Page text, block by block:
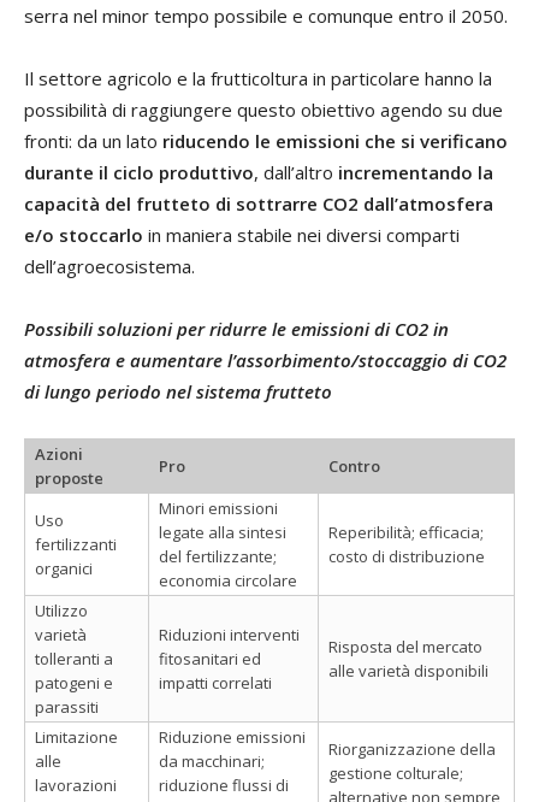
serra nel minor tempo possibile e comunque entro il 2050.
Il settore agricolo e la frutticoltura in particolare hanno la
possibilità di raggiungere questo obiettivo agendo su due
fronti: da un lato riducendo le emissioni che si verificano
durante il ciclo produttivo, dall’altro incrementando la
capacità del frutteto di sottrarre CO2 dall’atmosfera
e/o stoccarlo in maniera stabile nei diversi comparti
dell’agroecosistema.
Possibili soluzioni per ridurre le emissioni di CO2 in
atmosfera e aumentare l’assorbimento/stoccaggio di CO2
di lungo periodo nel sistema frutteto
Azioni
proposte
Pro Contro
Uso
fertilizzanti
organici
Minori emissioni
legate alla sintesi
del fertilizzante;
economia circolare
Reperibilità; efficacia;
costo di distribuzione
Utilizzo
varietà
tolleranti a
patogeni e
parassiti
Riduzioni interventi
fitosanitari ed
impatti correlati
Risposta del mercato
alle varietà disponibili
Limitazione
alle
lavorazioni
Riduzione emissioni
da macchinari;
riduzione flussi di
Riorganizzazione della
gestione colturale;
alternative non sempre